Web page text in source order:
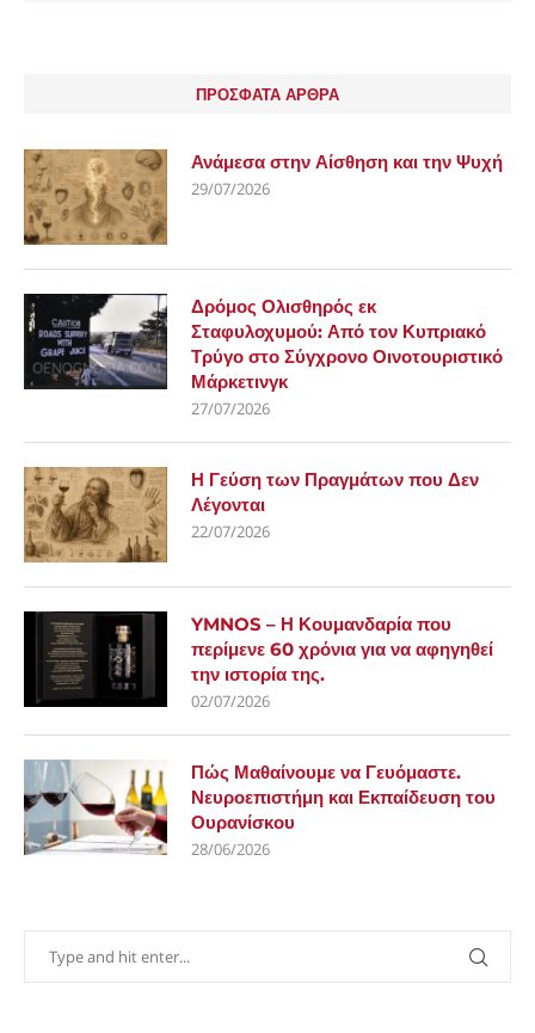
ΠΡΟΣΦΑΤΑ ΑΡΘΡΑ
Ανάμεσα στην Αίσθηση και την Ψυχή
29/07/2026
Δρόμος Ολισθηρός εκ
Σταφυλοχυμού: Από τον Κυπριακό
Τρύγο στο Σύγχρονο Οινοτουριστικό
Μάρκετινγκ
27/07/2026
Η Γεύση των Πραγμάτων που Δεν
Λέγονται
22/07/2026
YMNOS – Η Κουμανδαρία που
περίμενε 60 χρόνια για να αφηγηθεί
την ιστορία της.
02/07/2026
Πώς Μαθαίνουμε να Γευόμαστε.
Νευροεπιστήμη και Εκπαίδευση του
Ουρανίσκου
28/06/2026